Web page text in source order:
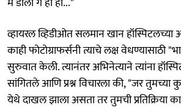
व्हायरल व्हिडीओत सलमान खान हॉस्पिटलच्या
काही फोटोग्राफर्सनी त्याचे लक्ष वेधण्यासाठी
सुरुवात केली. त्यानंतर अभिनेत्याने त्यांना
सांगितले आणि प्रश्न विचारला की, "जर
येथे दाखल झाला असता तर तुमची प्रतिक्रिया